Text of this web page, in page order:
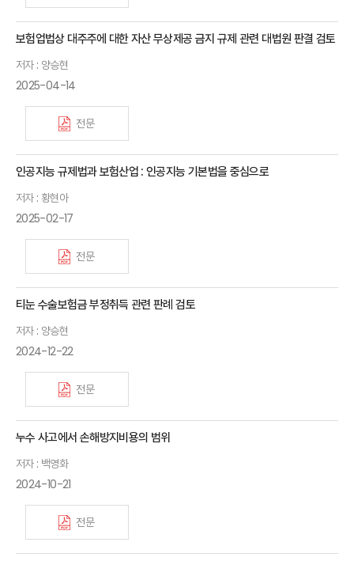
보험업법상 대주주에 대한 자산 무상제공 금지 규제 관련 대법원 판결 검토
저자 : 양승현
2025-04-14
전문
인공지능 규제법과 보험산업 : 인공지능 기본법을 중심으로
저자 : 황현아
2025-02-17
전문
티눈 수술보험금 부정취득 관련 판례 검토
저자 : 양승현
2024-12-22
전문
누수 사고에서 손해방지비용의 범위
저자 : 백영화
2024-10-21
전문